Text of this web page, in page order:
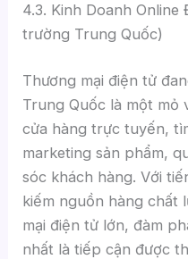
4.3. Kinh Doanh
trường Trung Quốc)
Thương mại điện tử
Trung Quốc là một mỏ
cửa hàng trực tuyến,
marketing sản phẩm,
sóc khách hàng. Với
kiếm nguồn hàng chất
mại điện tử lớn, đàm
nhất là tiếp cận được